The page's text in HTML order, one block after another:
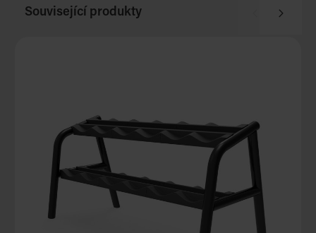
Související produkty